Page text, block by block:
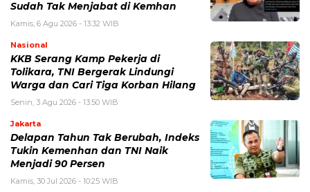
Sudah Tak Menjabat di Kemhan
Kamis, 6 Agu 2026 - 13:32 WIB
Nasional
KKB Serang Kamp Pekerja di
Tolikara, TNI Bergerak Lindungi
Warga dan Cari Tiga Korban Hilang
Senin, 3 Agu 2026 - 13:50 WIB
Jakarta
Delapan Tahun Tak Berubah, Indeks
Tukin Kemenhan dan TNI Naik
Menjadi 90 Persen
Kamis, 30 Jul 2026 - 10:25 WIB